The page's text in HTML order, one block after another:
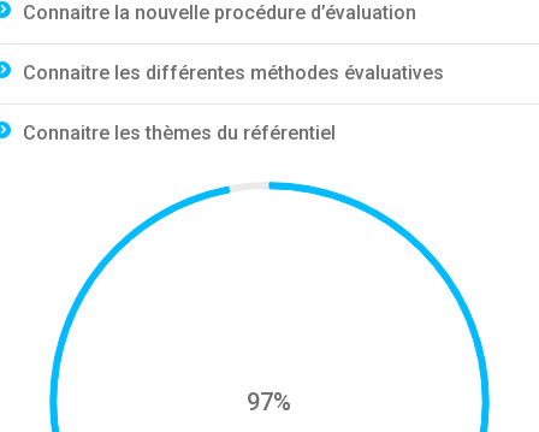
Connaitre la nouvelle procédure d’évaluation
Connaitre les différentes méthodes évaluatives
Connaitre les thèmes du référentiel
97%